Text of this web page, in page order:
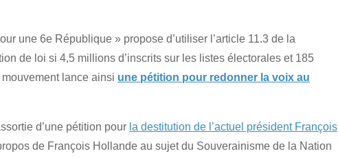
une 6e République » propose d’utiliser l’article 11.3 de la
de loi si 4,5 millions d’inscrits sur les listes électorales et 185
lance ainsi une pétition pour redonner la voix au
d’une pétition pour la destitution de l’actuel président François
de François Hollande au sujet du Souverainisme de la Nation